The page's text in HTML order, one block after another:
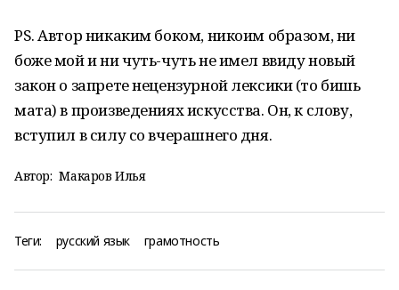
PS. Автор никаким боком, никоим образом, ни
боже мой и ни чуть-чуть не имел ввиду новый
закон о запрете нецензурной лексики (то бишь
мата) в произведениях искусства. Он, к слову,
вступил в силу со вчерашнего дня.
Автор: Макаров Илья
Теги: русский язык грамотность